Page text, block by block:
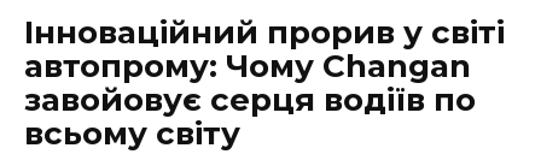
Інноваційний прорив у світі
автопрому: Чому Changan
завойовує серця водіїв по
всьому світу